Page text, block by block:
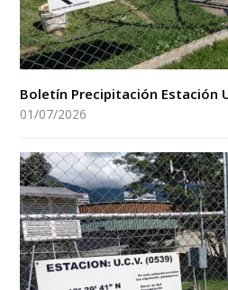
Boletín Precipitación Estación
01/07/2026